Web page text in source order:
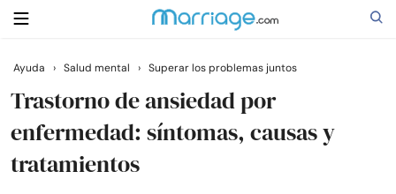
Buscar
Casarse
Ayuda › Salud mental › Superar los problemas juntos
Trastorno de ansiedad por
enfermedad: síntomas, causas y
tratamientos